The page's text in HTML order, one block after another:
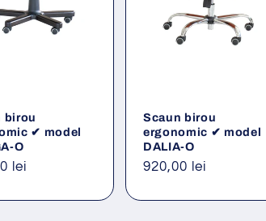
birou
✔ model
O
lei
Scaun birou
ergonomic ✔ model
DALIA-O
Preț
920,00 lei